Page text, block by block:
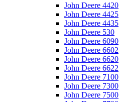
John Deere 4420
John Deere 4425
John Deere 4435
John Deere 530
John Deere 6090
John Deere 6602
John Deere 6620
John Deere 6622
John Deere 7100
John Deere 7300
John Deere 7500